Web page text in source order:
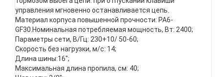
управления мгновенно останавливается цепь.
Материал корпуса повышенной прочности: PA6-
GF30.Номинальная потребляемая мощность, Вт: 2400;
Параметры сети, В/Гц: 230+10/ 50-60;
Скорость без нагрузки, м/с: 14;
Длина шины:16";
Максимальная длина пропила, см: 40;